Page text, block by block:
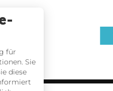
für
Sie
diese